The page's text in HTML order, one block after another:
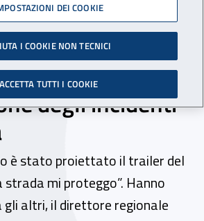
e Polizia
Sandro
per la
degli incidenti
è stato proiettato il trailer del
mi proteggo”. Hanno
altri, il direttore regionale
DEI COOKIE
I COOKIE NON TECNICI
ACCETTA TUTTI I COOKIE